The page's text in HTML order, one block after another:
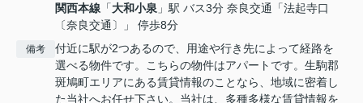
関西本線 「大和小泉 」駅 バス3分 奈良交通「法起寺口
〔奈良交通〕」 停歩8分
備考
付近に駅が2つあるので、用途や行き先によって経路を
選べる物件です。こちらの物件はアパートです。生駒郡
斑鳩町エリアにある賃貸情報のことなら、地域に密着し
た当社へお任せ下さい。当社は、多種多様な賃貸情報を